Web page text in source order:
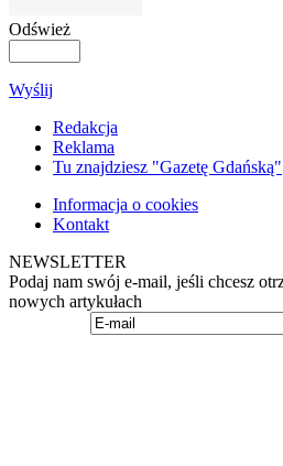
Odśwież
Wyślij
Redakcja
Reklama
Tu znajdziesz "Gazetę Gdańską"
Informacja o cookies
Kontakt
NEWSLETTER
Podaj nam swój e-mail, jeśli chcesz
nowych artykułach